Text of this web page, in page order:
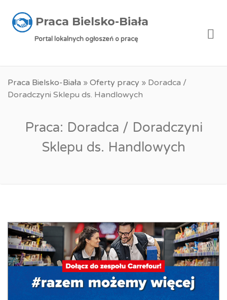
Praca Bielsko-Biała
Portal lokalnych ogłoszeń o pracę
Praca Bielsko-Biała » Oferty pracy » Doradca /
Doradczyni Sklepu ds. Handlowych
Praca: Doradca / Doradczyni
Sklepu ds. Handlowych